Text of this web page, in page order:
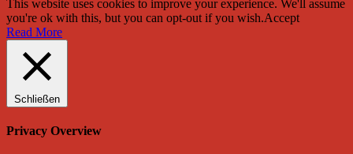
This website uses cookies to improve your experience. We'll assume
you're ok with this, but you can opt-out if you wish.Accept
Read More
Schließen
Privacy Overview